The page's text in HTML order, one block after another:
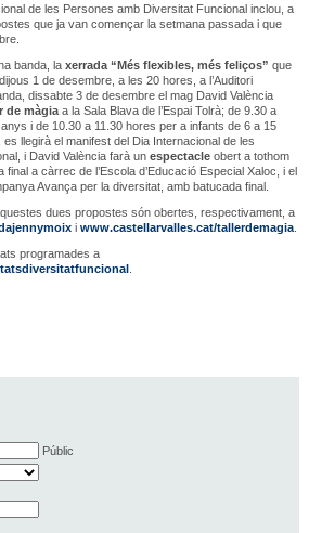
de les Persones amb Diversitat Funcional inclou, a
que ja van començar la setmana passada i que
banda, la xerrada “Més flexibles, més feliços” que
1 de desembre, a les 20 hores, a l’Auditori
dissabte 3 de desembre el mag David València
de màgia a la Sala Blava de l’Espai Tolrà; de 9.30 a
i de 10.30 a 11.30 hores per a infants de 6 a 15
llegirà el manifest del Dia Internacional de les
i David València farà un espectacleobert a tothom
a càrrec de l’Escola d’Educació Especial Xaloc, i el
Avança per la diversitat, amb batucada final.
dues propostes són obertes, respectivament, a
i www.castellarvalles.cat/tallerdemagia.
programades a
.
Públic